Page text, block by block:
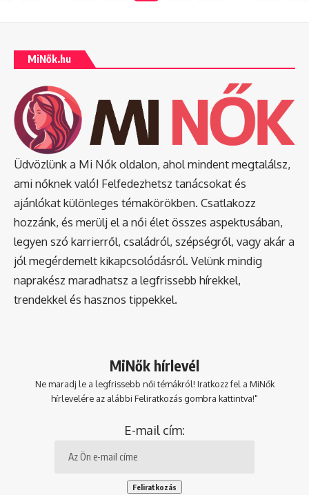
MiNők.hu
Üdvözlünk a Mi Nők oldalon, ahol mindent megtalálsz,
ami nőknek való! Felfedezhetsz tanácsokat és
ajánlókat különleges témakörökben. Csatlakozz
hozzánk, és merülj el a női élet összes aspektusában,
legyen szó karrierről, családról, szépségről, vagy akár a
jól megérdemelt kikapcsolódásról. Velünk mindig
naprakész maradhatsz a legfrissebb hírekkel,
trendekkel és hasznos tippekkel.
MiNők hírlevél
Ne maradj le a legfrissebb női témákról! Iratkozz fel a MiNők
hírlevelére az alábbi Feliratkozás gombra kattintva!"
E-mail cím: